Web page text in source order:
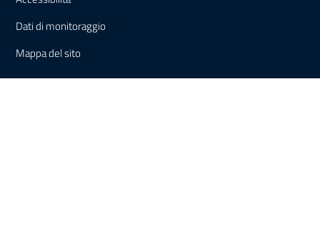
Dati di monitoraggio
Mappa del sito